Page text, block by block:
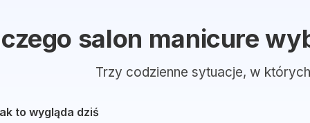
salon manicure
Trzy codzienne sytuacje, w
to wygląda dziś